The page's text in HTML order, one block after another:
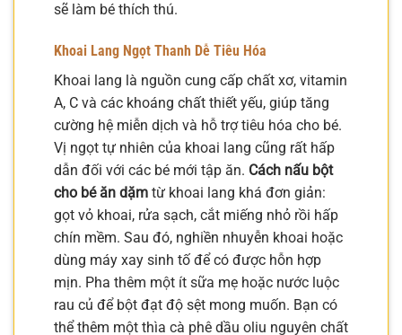
sẽ làm bé thích thú.
Khoai Lang Ngọt Thanh Dễ Tiêu Hóa
Khoai lang là nguồn cung cấp chất xơ, vitamin
A, C và các khoáng chất thiết yếu, giúp tăng
cường hệ miễn dịch và hỗ trợ tiêu hóa cho bé.
Vị ngọt tự nhiên của khoai lang cũng rất hấp
dẫn đối với các bé mới tập ăn. Cách nấu bột
cho bé ăn dặm từ khoai lang khá đơn giản:
gọt vỏ khoai, rửa sạch, cắt miếng nhỏ rồi hấp
chín mềm. Sau đó, nghiền nhuyễn khoai hoặc
dùng máy xay sinh tố để có được hỗn hợp
mịn. Pha thêm một ít sữa mẹ hoặc nước luộc
rau củ để bột đạt độ sệt mong muốn. Bạn có
thể thêm một thìa cà phê dầu oliu nguyên chất